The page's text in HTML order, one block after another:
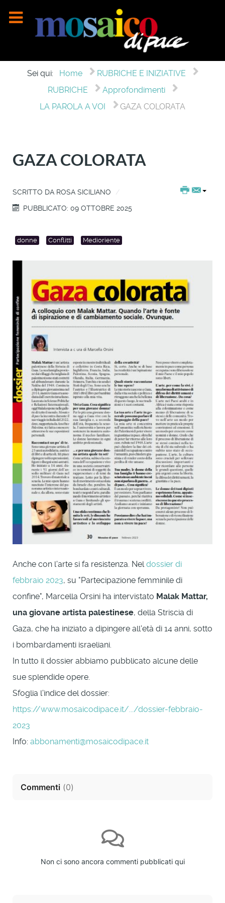
Sei qui: Home
RUBRICHE E INIZIATIVE
RUBRICHE
Approfondimenti
LA PAROLA A VOI
GAZA COLORATA
GAZA COLORATA
SCRITTO DA ROSA SICILIANO
PUBBLICATO: 09 OTTOBRE 2025
donne Conflitti Medioriente
Anche con l'arte si fa resistenza. Neldossier di
febbraio 2023, su "Partecipazione femminile di
confine", Marcella Orsini ha intervistato Malak Mattar,
una giovane artista palestinese, della Striscia di
Gaza, che ha iniziato a dipingere all'età di 14 anni, sotto
i bombardamenti israeliani.
In tutto il dossier abbiamo pubblicato alcune delle
sue splendide opere.
Sfoglia l'indice del dossier:
https://www.mosaicodipace.it/.../dossier-febbraio-
2023
Info: abbonamenti@mosaicodipace.it
Commenti (0)
Non ci sono ancora commenti pubblicati qui